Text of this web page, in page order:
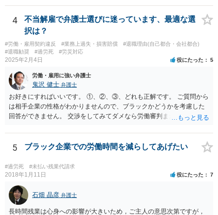
4
不当解雇で弁護士選びに迷っています、最適な選
択は？
#労働・雇用契約違反 #業務上過失・損害賠償
#退職理由(自己都合・会社都合)
#退職勧奨
#過労死 #労災対応
2025年2月4日 役にたった 5
労働・雇用に強い弁護士
鬼沢 健士 弁護士
お好きにすればいいです。 ①、②、③、どれも正解です。 ご質問から
は相手企業の性格がわかりませんので、ブラックかどうかを考慮した
回答ができません。 交渉をしてみてダメなら労働審判または訴訟とし
望（金銭）なら労働審判。 時間がかかってもいいなら訴訟でしょう。
労働審判でも解決しないことがありますが、この場合には自動的に訴
判所に行く必要があります。 裁判所に行きたくないという場合には訴
訟がいいです。 このあたりを総合的に考え、弁護士と話したときの相
性も踏まえて決めましょう。
5 ブラック企業での労働時間を減らしてあげたい
#過労死 #未払い残業代請求
2018年1月11日 役にたった 7
石畑 晶彦 弁護士
長時間残業は心身への影響が大きいため，ご主人の意思次第ですが，